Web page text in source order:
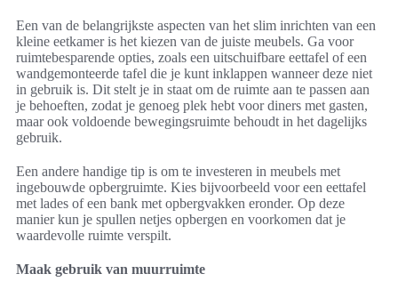
Een van de belangrijkste aspecten van het slim inrichten van een
kleine eetkamer is het kiezen van de juiste meubels. Ga voor
ruimtebesparende opties, zoals een uitschuifbare eettafel of een
wandgemonteerde tafel die je kunt inklappen wanneer deze niet
in gebruik is. Dit stelt je in staat om de ruimte aan te passen aan
je behoeften, zodat je genoeg plek hebt voor diners met gasten,
maar ook voldoende bewegingsruimte behoudt in het dagelijks
gebruik.
Een andere handige tip is om te investeren in meubels met
ingebouwde opbergruimte. Kies bijvoorbeeld voor een eettafel
met lades of een bank met opbergvakken eronder. Op deze
manier kun je spullen netjes opbergen en voorkomen dat je
waardevolle ruimte verspilt.
Maak gebruik van muurruimte